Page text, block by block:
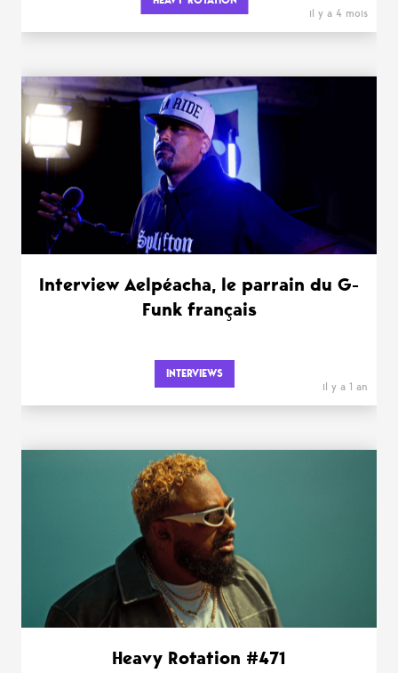
il y a 4 mois
Interview Aelpéacha, le parrain du G-
Funk français
INTERVIEWS
il y a 1 an
Heavy Rotation #471